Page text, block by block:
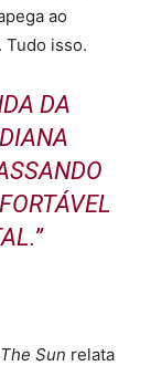
ao
Tudo isso.
DA
The Sun relata